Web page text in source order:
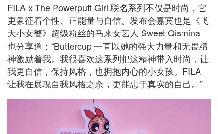
FILA x The Powerpuff Girl 联名系列不仅是时尚，它
更象征着个性、正能量与自信。发布会嘉宾也是《飞
天小女警》超级粉丝的马来女艺人 SweetQismina
也分享道：“Buttercup 一直以她的强大力量和无畏精
神激励着我。我很喜欢这系列把这精神带入时尚，让
我更自信，保持风格，也拥抱内心的小女孩。FILA
让我在展现自我风格之余，更能忠于真实的自己。”